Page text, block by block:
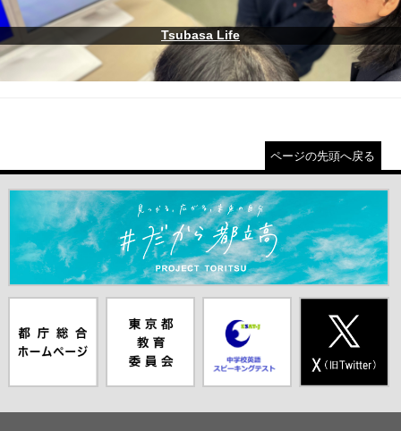
Tsubasa Life
ページの先頭へ戻る
＃だから都立高（別ウインドウが開きます）
ムページ（別
ウインドウが
員会（別ウイ
ンドウが開き
ピーキングテ
スト（別ウイ
ンドウが開き
（別ウインド
ウが開きま
す）